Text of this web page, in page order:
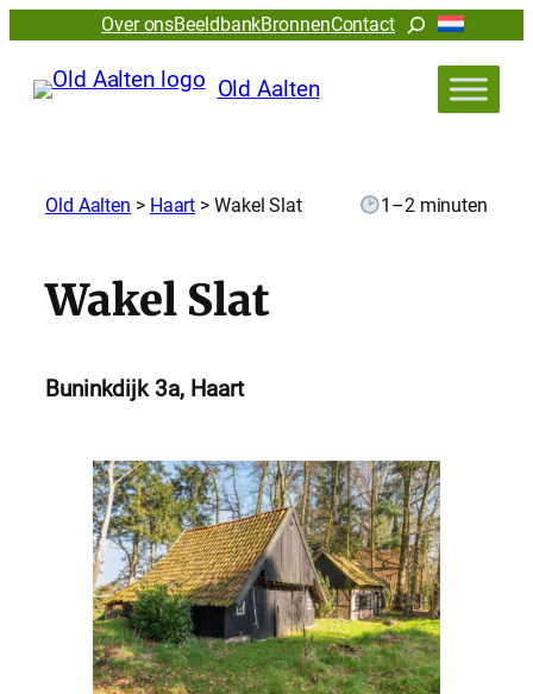
Over onsBeeldbankBronnenContactZoeken
Old Aalten
Old Aalten > Haart > Wakel Slat 1–2 minuten
Wakel Slat
Buninkdijk 3a, Haart